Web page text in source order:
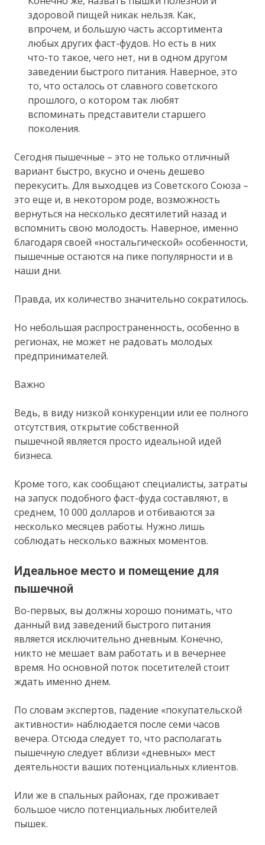
здоровой пищей никак нельзя. Как,
впрочем, и большую часть ассортимента
любых других фаст-фудов. Но есть в них
что-то такое, чего нет, ни в одном другом
заведении быстрого питания. Наверное, это
то, что осталось от славного советского
прошлого, о котором так любят
вспоминать представители старшего
поколения.
Сегодня пышечные – это не только отличный
вариант быстро, вкусно и очень дешево
перекусить. Для выходцев из Советского Союза –
это еще и, в некотором роде, возможность
вернуться на несколько десятилетий назад и
вспомнить свою молодость. Наверное, именно
благодаря своей «ностальгической» особенности,
пышечные остаются на пике популярности и в
наши дни.
Правда, их количество значительно сократилось.
Но небольшая распространенность, особенно в
регионах, не может не радовать молодых
предпринимателей.
Важно
Ведь, в виду низкой конкуренции или ее полного
отсутствия, открытие собственной
пышечной является просто идеальной идей
бизнеса.
Кроме того, как сообщают специалисты, затраты
на запуск подобного фаст-фуда составляют, в
среднем, 10 000 долларов и отбиваются за
несколько месяцев работы. Нужно лишь
соблюдать несколько важных моментов.
Идеальное место и помещение для
пышечной
Во-первых, вы должны хорошо понимать, что
данный вид заведений быстрого питания
является исключительно дневным. Конечно,
никто не мешает вам работать и в вечернее
время. Но основной поток посетителей стоит
ждать именно днем.
По словам экспертов, падение «покупательской
активности» наблюдается после семи часов
вечера. Отсюда следует то, что располагать
пышечную следует вблизи «дневных» мест
деятельности ваших потенциальных клиентов.
Или же в спальных районах, где проживает
большое число потенциальных любителей
пышек.